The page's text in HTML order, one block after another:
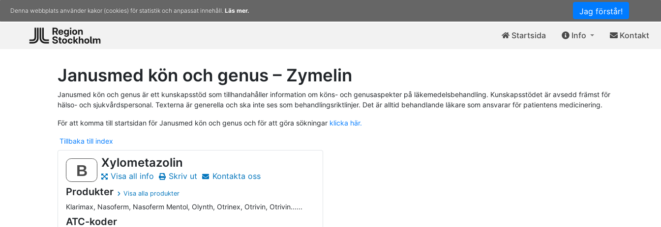
Jag förstår!
Denna webbplats använder kakor (cookies) för statistik och anpassat innehåll. Läs mer.
Startsida Info Kontakt
Janusmed kön och genus – Zymelin
Janusmed kön och genus är ett kunskapsstöd som tillhandahåller information om köns- och genusaspekter på läkemedelsbehandling. Kunskapsstödet är avsedd främst för
hälso- och sjukvårdspersonal. Texterna är generella och ska inte ses som behandlingsriktlinjer. Det är alltid behandlande läkare som ansvarar för patientens medicinering.
För att komma till startsidan för Janusmed kön och genus och för att göra sökningar klicka här.
Tillbaka till index
B Xylometazolin
Visa all info Skriv ut Kontakta oss
Produkter Visa alla produkter
Klarimax, Nasoferm, Nasoferm Mentol, Olynth, Otrinex, Otrivin, Otrivin......
ATC-koder